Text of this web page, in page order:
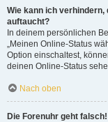
Wie kann ich
auftaucht?
In deinem persönlichen
„Meinen Online-Status
Option einschaltest,
deinen Online-Status
Nach oben
Die Forenuhr geht falsch!